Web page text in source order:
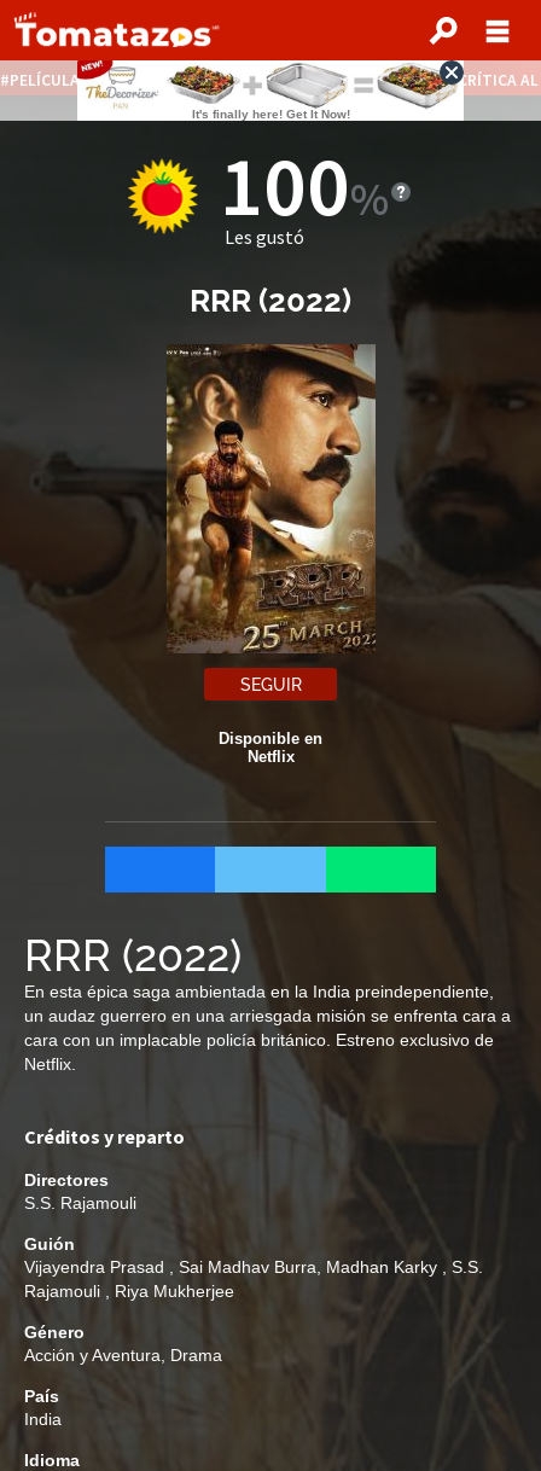
PELÍCULAS STREAMING GRATIS NOTICIAS DESTACADAS CRÍTICA
100
Les gustó
RRR (2022)
SEGUIR
Disponible en
Netflix
RRR (2022)
En esta épica saga ambientada en la India preindependiente,
un audaz guerrero en una arriesgada misión se enfrenta cara a
cara con un implacable policía británico. Estreno exclusivo de
Netflix.
Créditos y reparto
Directores
S.S. Rajamouli
Guión
Vijayendra Prasad
Sai Madhav Burra Madhan Karky
S.S.
Rajamouli
Riya Mukherjee
Género
Acción y Aventura
Drama
País
India
Idioma